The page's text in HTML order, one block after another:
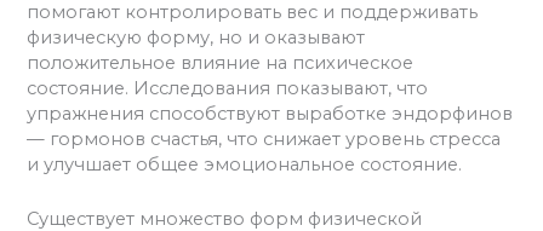
помогают контролировать вес и поддерживать
физическую форму, но и оказывают
положительное влияние на психическое
состояние. Исследования показывают, что
упражнения способствуют выработке эндорфинов
— гормонов счастья, что снижает уровень стресса
и улучшает общее эмоциональное состояние.
Существует множество форм физической